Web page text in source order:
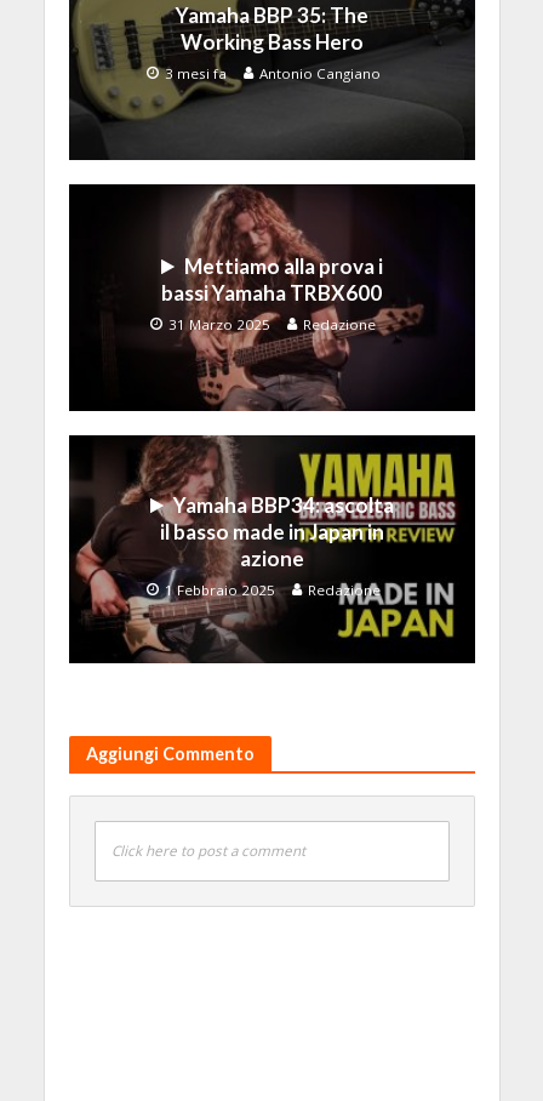
Yamaha BBP 35: The
Working Bass Hero
3 mesi fa Antonio Cangiano
Mettiamo alla prova i
bassi Yamaha TRBX600
31 Marzo 2025 Redazione
Yamaha BBP34: ascolta
il basso made in Japan in
azione
1 Febbraio 2025 Redazione
Aggiungi Commento
Click here to post a comment